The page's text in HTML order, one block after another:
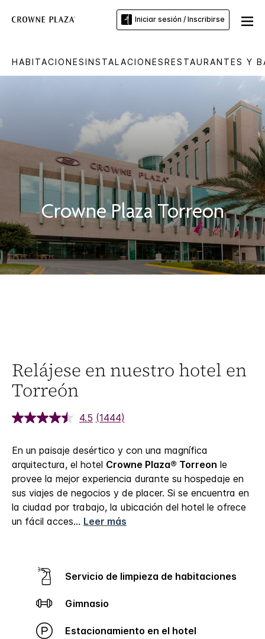
Iniciar sesión / Inscribirse
HABITACIONESINSTALACIONESRESTAURANTES Y
Crowne Plaza Torreon
Relájese en nuestro hotel en
Torreón
4.5 (1444)
En un paisaje desértico y con una magnífica
arquitectura, el hotel Crowne Plaza® Torreon le
provee la mejor experiencia durante su hospedaje en
sus viajes de negocios y de placer. Si se encuentra en
la ciudad por trabajo, la ubicación del hotel le ofrece
un fácil acces... Leer más
Servicio de limpieza de habitaciones
Gimnasio
Estacionamiento en el hotel